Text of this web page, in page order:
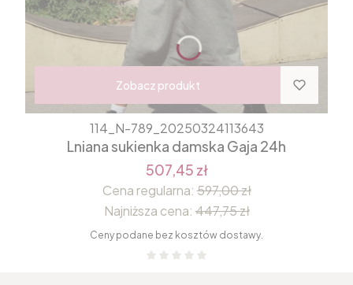
Zobacz produkt
114_N-789_20250324113643
Lniana sukienka damska Gaja 24h
507,45 zł
Cena regularna: 597,00 zł
Najniższa cena: 447,75 zł
Ceny podane bez kosztów dostawy.